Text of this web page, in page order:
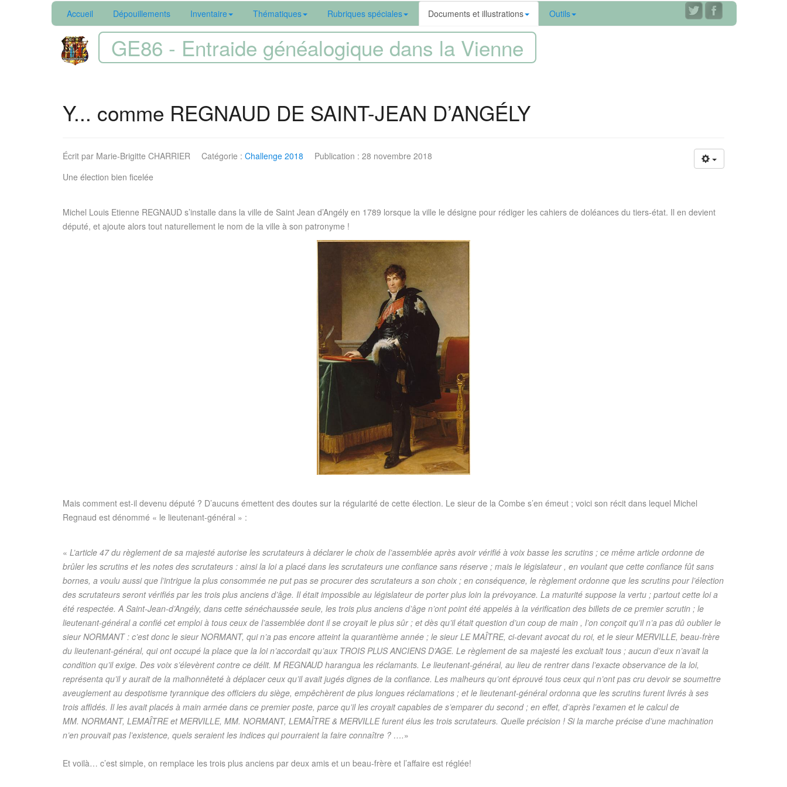
Accueil Dépouillements Inventaire Thématiques Rubriques spéciales Documents et illustrations Outils
GE86 - Entraide généalogique dans la Vienne
Y... comme REGNAUD DE SAINT-JEAN D’ANGÉLY
Écrit par Marie-Brigitte CHARRIER Catégorie : Challenge 2018
Publication : 28 novembre 2018
Une élection bien ficelée
Michel Louis Etienne REGNAUD s’installe dans la ville de Saint Jean d’Angély en 1789 lorsque la ville le désigne pour rédiger les cahiers de doléances du tiers-état. Il en devient
député, et ajoute alors tout naturellement le nom de la ville à son patronyme !
Mais comment est-il devenu député ? D’aucuns émettent des doutes sur la régularité de cette élection. Le sieur de la Combe s’en émeut ; voici son récit dans lequel Michel
Regnaud est dénommé « le lieutenant-général » :
« L’article 47 du règlement de sa majesté autorise les scrutateurs à déclarer le choix de l’assemblée après avoir vérifié à voix basse les scrutins ; ce même article ordonne de
brûler les scrutins et les notes des scrutateurs : ainsi la loi a placé dans les scrutateurs une confiance sans réserve ; mais le législateur , en voulant que cette confiance fût sans
bornes, a voulu aussi que l’intrigue la plus consommée ne put pas se procurer des scrutateurs a son choix ; en conséquence, le règlement ordonne que les scrutins pour l’élection
des scrutateurs seront vérifiés par les trois plus anciens d’âge. Il était impossible au législateur de porter plus loin la prévoyance. La maturité suppose la vertu ; partout cette loi a
été respectée. A Saint-Jean-d’Angély, dans cette sénéchaussée seule, les trois plus anciens d’âge n’ont point été appelés à la vérification des billets de ce premier scrutin ; le
lieutenant-général a confié cet emploi à tous ceux de l’assemblée dont il se croyait le plus sûr ; et dès qu’il était question d’un coup de main , l’on conçoit qu’il n’a pas dû oublier le
sieur NORMANT : c’est donc le sieur NORMANT, qui n’a pas encore atteint la quarantième année ; le sieur LE MAÎTRE, ci-devant avocat du roi, et le sieur MERVILLE, beau-frère
du lieutenant-général, qui ont occupé la place que la loi n’accordait qu’aux TROIS PLUS ANCIENS D’AGE. Le règlement de sa majesté les excluait tous ; aucun d’eux n’avait la
condition qu’il exige. Des voix s’élevèrent contre ce délit. M REGNAUD harangua les réclamants. Le lieutenant-général, au lieu de rentrer dans l’exacte observance de la loi,
représenta qu’il y aurait de la malhonnêteté à déplacer ceux qu’il avait jugés dignes de la confiance. Les malheurs qu’ont éprouvé tous ceux qui n’ont pas cru devoir se soumettre
aveuglement au despotisme tyrannique des officiers du siège, empêchèrent de plus longues réclamations ; et le lieutenant-général ordonna que les scrutins furent livrés à ses
trois affidés. Il les avait placés à main armée dans ce premier poste, parce qu’il les croyait capables de s’emparer du second ; en effet, d’après l’examen et le calcul de
MM. NORMANT, LEMAÎTRE et MERVILLE, MM. NORMANT, LEMAÎTRE & MERVILLE furent élus les trois scrutateurs. Quelle précision ! Si la marche précise d’une machination
n’en prouvait pas l’existence, quels seraient les indices qui pourraient la faire connaître ? ….»
Et voilà… c’est simple, on remplace les trois plus anciens par deux amis et un beau-frère et l’affaire est réglée!